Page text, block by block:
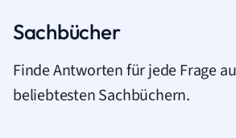
Sachbücher
Finde Antworten für jede Frage
beliebtesten Sachbüchern.